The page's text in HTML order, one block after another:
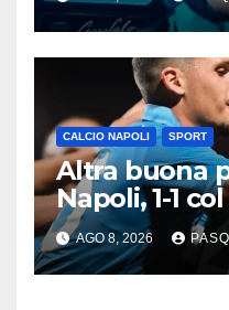
CALCIO NAPOLI SPORT
Altra buona
Napoli, 1-1
AGO 8, 2026